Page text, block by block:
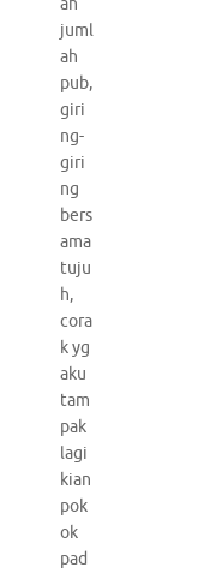
juml
ah
pub,
giri
ng-
giri
ng
bers
ama
tuju
h,
cora
k yg
aku
tam
pak
lagi
kian
pok
ok
pad